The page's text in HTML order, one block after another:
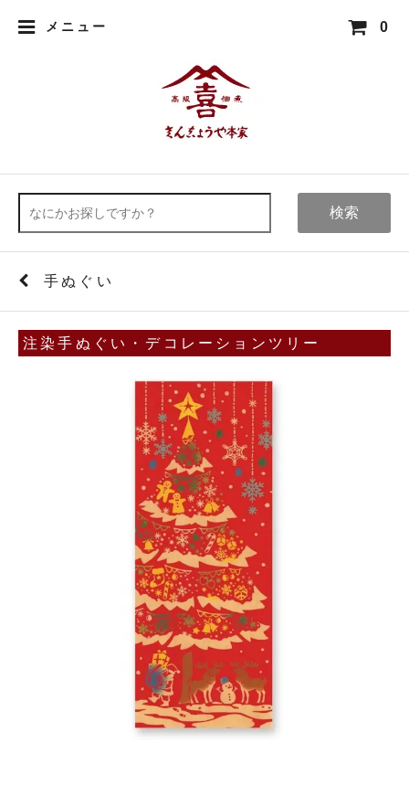
メニュー 0
検索
手ぬぐい
注染手ぬぐい・デコレーションツリー